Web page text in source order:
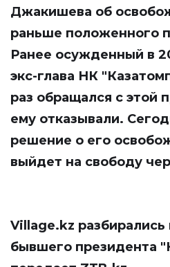
Джакишева об
раньше положенного
Ранее осужденный в
экс-глава НК
раз обращался с этой
ему отказывали.
решение о его
выйдет на свободу
Village.kz разбирались
бывшего президента